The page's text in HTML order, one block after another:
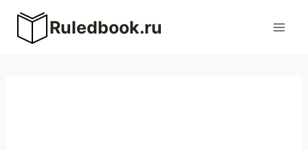
Перейти
содержимому
Ruledbook.ru